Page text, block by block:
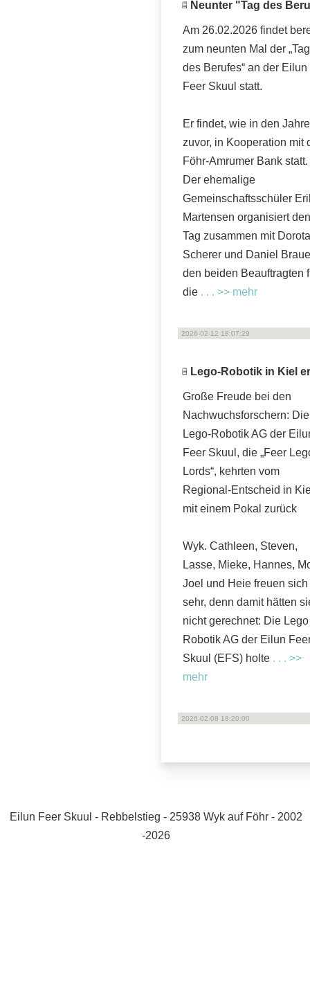
Neunter "Tag des
Am 26.02.2026 findet
zum neunten Mal der „Tag
des Berufes“ an der Eilun
Feer Skuul statt.
Er findet, wie in den
zuvor, in Kooperation mit
Föhr-Amrumer Bank statt.
Der ehemalige
Gemeinschaftsschüler
Martensen organisiert den
Tag zusammen mit Dorota
Scherer und Daniel
den beiden Beauftragten
die . . . >> mehr
2026-02-12 18:07:29
Lego-Robotik in Kiel
Große Freude bei den
Nachwuchsforschern: Die
Lego-Robotik AG der
Feer Skuul, die „Feer
Lords“, kehrten vom
Regional-Entscheid in
mit einem Pokal zurück
Wyk. Cathleen, Steven,
Lasse, Mieke, Hannes,
Joel und Heie freuen sich
sehr, denn damit hätten
nicht gerechnet: Die Lego
Robotik AG der Eilun
Skuul (EFS) holte . . . >>
mehr
2026-02-08 18:20:00
Eilun Feer Skuul - Rebbelstieg - 25938 Wyk auf Föhr - 2002
-2026